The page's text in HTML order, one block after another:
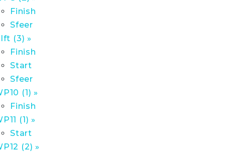
Finish
Sfeer
(3) »
Finish
Start
Sfeer
(1) »
Finish
(1) »
Start
(2) »